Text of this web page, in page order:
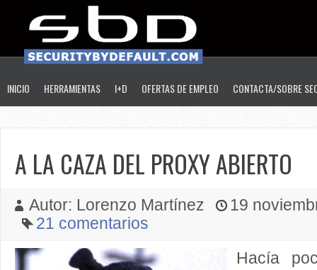
INICIO HERRAMIENTAS I+D OFERTAS DE EMPLEO CONTACTA/SOBRE
A LA CAZA DEL PROXY ABIERTO
Autor: Lorenzo Martínez
19
21 comentarios
Hacía